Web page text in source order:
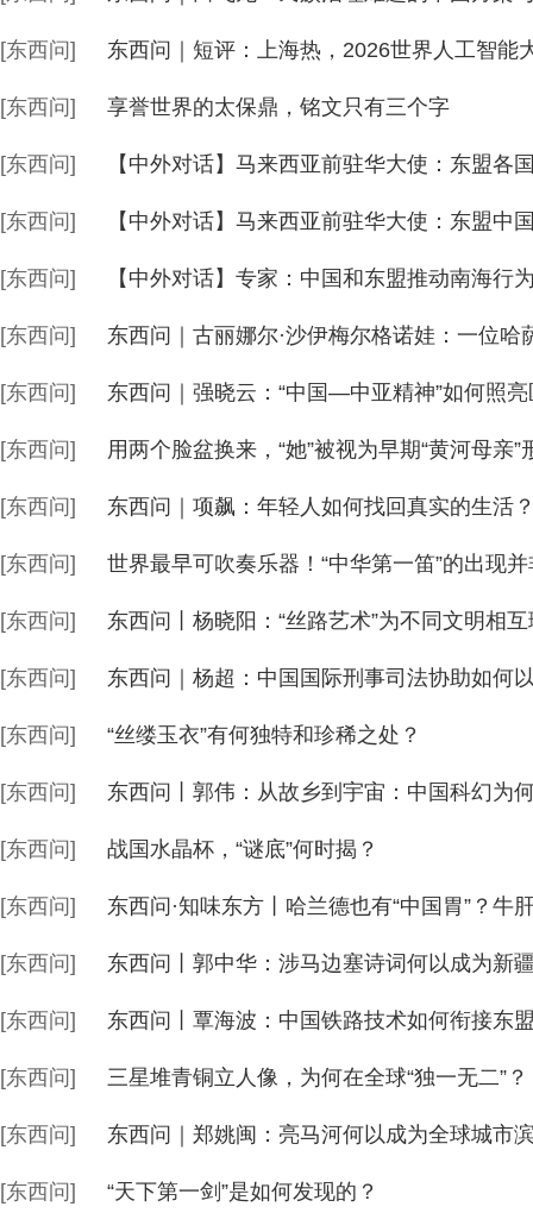
[东西问] 东西问｜短评：上海热，2026世界人工智能
[东西问] 享誉世界的太保鼎，铭文只有三个字
[东西问] 【中外对话】马来西亚前驻华大使：东盟各
[东西问] 【中外对话】马来西亚前驻华大使：东盟中
[东西问] 【中外对话】专家：中国和东盟推动南海行
[东西问] 东西问｜古丽娜尔·沙伊梅尔格诺娃：一位哈
[东西问] 东西问｜强晓云：“中国—中亚精神”如何照
[东西问] 用两个脸盆换来，“她”被视为早期“黄河母亲”
[东西问] 东西问｜项飙：年轻人如何找回真实的生活
[东西问] 世界最早可吹奏乐器！“中华第一笛”的出现
[东西问] 东西问丨杨晓阳：“丝路艺术”为不同文明相
[东西问] 东西问｜杨超：中国国际刑事司法协助如何
[东西问] “丝缕玉衣”有何独特和珍稀之处？
[东西问] 东西问丨郭伟：从故乡到宇宙：中国科幻为
[东西问] 战国水晶杯，“谜底”何时揭？
[东西问] 东西问·知味东方丨哈兰德也有“中国胃”？牛
[东西问] 东西问丨郭中华：涉马边塞诗词何以成为新
[东西问] 东西问丨覃海波：中国铁路技术如何衔接东
[东西问] 三星堆青铜立人像，为何在全球“独一无二”？
[东西问] 东西问｜郑姚闽：亮马河何以成为全球城市
[东西问] “天下第一剑”是如何发现的？